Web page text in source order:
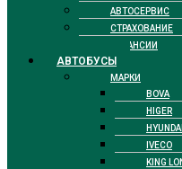
АВТОСЕРВИС
СТРАХОВАНИЕ
ВАКАНСИИ
АВТОБУСЫ
МАРКИ
BOVA
HIGER
HYUNDAI
IVECO
KING